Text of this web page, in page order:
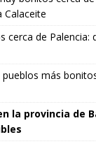
Calaceite
cerca de Palencia:
pueblos más
la provincia de